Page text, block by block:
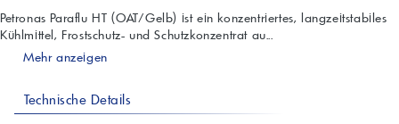
Petronas Paraflu HT (OAT/Gelb) ist ein konzentriertes, langzeitstabiles
Kühlmittel, Frostschutz- und Schutzkonzentrat au...
Mehr anzeigen
Technische Details